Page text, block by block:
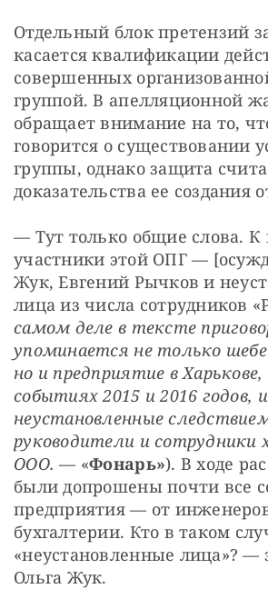
Отдельный блок претензий
касается квалификации
совершенных
группой. В апелляционной
обращает внимание на то,
говорится о существовании
группы, однако защита
доказательства ее создания
— Тут только общие слова. К
участники этой ОПГ —
Жук, Евгений Рычков и
лица из числа сотрудников
самом деле в тексте
упоминается не только
но и предприятие в
событиях 2015 и 2016 годов, и
неустановленные
руководители и сотрудники
ООО. — «Фонарь»). В ходе
были допрошены почти все
предприятия — от
бухгалтерии. Кто в таком
«неустановленные лица»? —
Ольга Жук.